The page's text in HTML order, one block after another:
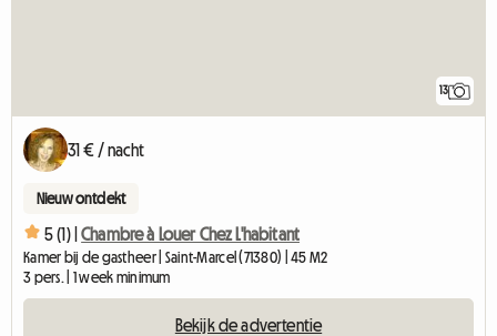
13
31 € / nacht
Nieuw ontdekt
5 (1) | Chambre à Louer Chez L'habitant
Kamer bij de gastheer | Saint-Marcel (71380) | 45 M2
3 pers. | 1 week minimum
Bekijk de advertentie